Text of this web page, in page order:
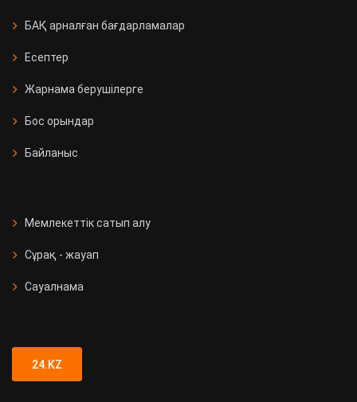
БАҚ арналған бағдарламалар
Есептер
Жарнама берушілерге
Бос орындар
Байланыс
Мемлекеттік сатып алу
Сұрақ - жауап
Сауалнама
24.KZ